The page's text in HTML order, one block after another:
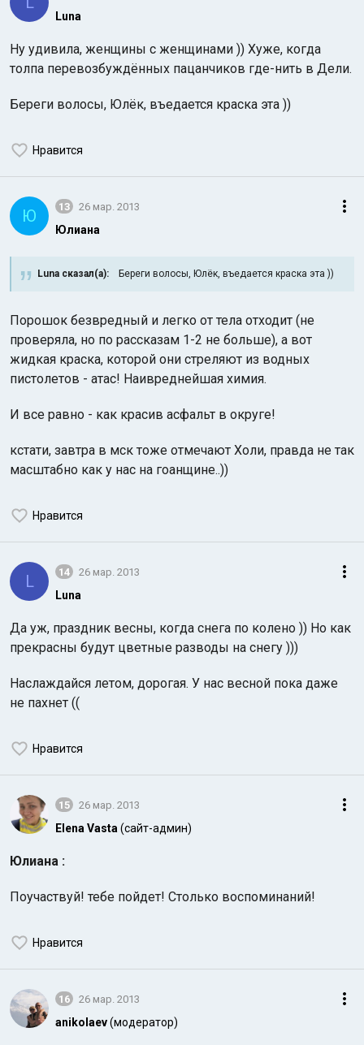
Luna
Ну удивила, женщины с женщинами )) Хуже, когда
толпа перевозбуждённых пацанчиков где-нить в Дели.
Береги волосы, Юлёк, въедается краска эта ))
Нравится
Ю 13 26 мар. 2013
Юлиана
Luna сказал(а): Береги волосы, Юлёк, въедается краска эта ))
Порошок безвредный и легко от тела отходит (не
проверяла, но по рассказам 1-2 не больше), а вот
жидкая краска, которой они стреляют из водных
пистолетов - атас! Наивреднейшая химия.
И все равно - как красив асфальт в округе!
кстати, завтра в мск тоже отмечают Холи, правда не так
масштабно как у нас на гоанщине..))
Нравится
L 14 26 мар. 2013
Luna
Да уж, праздник весны, когда снега по колено )) Но как
прекрасны будут цветные разводы на снегу )))
Наслаждайся летом, дорогая. У нас весной пока даже
не пахнет ((
Нравится
15 26 мар. 2013
Elena Vasta (сайт-админ)
Юлиана :
Поучаствуй! тебе пойдет! Столько воспоминаний!
Нравится
16 26 мар. 2013
anikolaev(модератор)